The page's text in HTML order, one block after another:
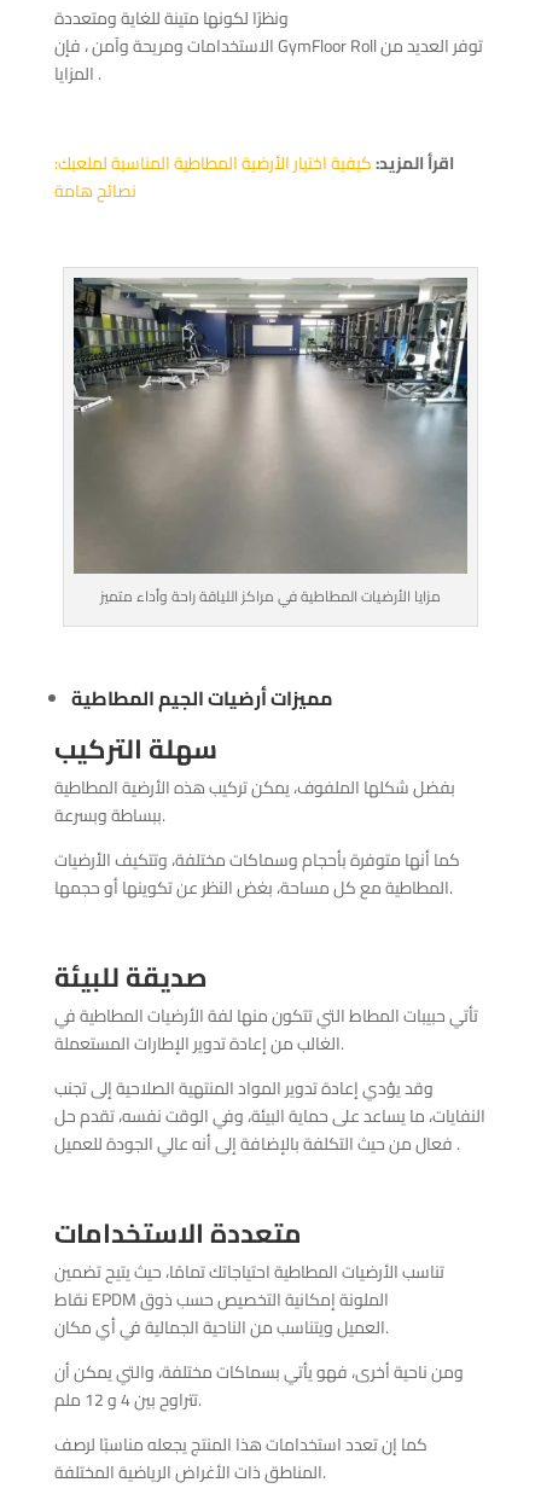
ونظرًا لكونها متينة للغاية ومتعددة
الاستخدامات ومريحة وآمن ، فإن GymFloor Roll توفر العديد من
المزايا .
اقرأ المزيد:كيفية اختيار الأرضية المطاطية المناسبة لملعبك:
نصائح هامة
مزايا الأرضيات المطاطية في مراكز اللياقة راحة وأداء متميز
مميزات أرضيات الجيم المطاطية
سهلة التركيب
بفضل شكلها الملفوف، يمكن تركيب هذه الأرضية المطاطية
ببساطة وبسرعة.
كما أنها متوفرة بأحجام وسماكات مختلفة، وتتكيف الأرضيات
المطاطية مع كل مساحة، بغض النظر عن تكوينها أو حجمها.
صديقة للبيئة
تأتي حبيبات المطاط التي تتكون منها لفة الأرضيات المطاطية في
الغالب من إعادة تدوير الإطارات المستعملة.
وقد يؤدي إعادة تدوير المواد المنتهية الصلاحية إلى تجنب
النفايات، ما يساعد على حماية البيئة، وفي الوقت نفسه، تقدم حل
فعال من حيث التكلفة بالإضافة إلى أنه عالي الجودة للعميل .
متعددة الاستخدامات
تناسب الأرضيات المطاطية احتياجاتك تمامًا، حيث يتيح تضمين
نقاط EPDM الملونة إمكانية التخصيص حسب ذوق
العميل ويتناسب من الناحية الجمالية في أي مكان.
ومن ناحية أخرى، فهو يأتي بسماكات مختلفة، والتي يمكن أن
تتراوح بين 4 و 12 ملم.
كما إن تعدد استخدامات هذا المنتج يجعله مناسبًا لرصف
المناطق ذات الأغراض الرياضية المختلفة.